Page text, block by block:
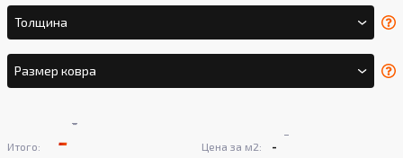
Толщина
Размер ковра
Итого: -
-
Цена за м2: -
-